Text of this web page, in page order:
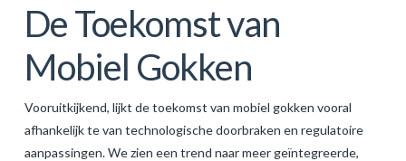
De Toekomst van
Mobiel Gokken
Vooruitkijkend, lijkt de toekomst van mobiel gokken vooral
afhankelijk te van technologische doorbraken en regulatoire
aanpassingen. We zien een trend naar meer geïntegreerde,